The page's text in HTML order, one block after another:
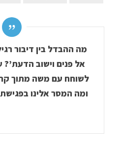
מה ההבדל בין דיבור
אל פנים וישוב הדעת’?
לשוחח עם משה מתוך
ומה המסר אלינו